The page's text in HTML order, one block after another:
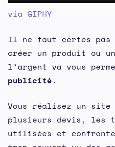
via GIPHY
Il ne faut certes pas
créer un produit ou
l’argent va vous
publicité.
Vous réalisez un site
plusieurs devis, les
utilisées et